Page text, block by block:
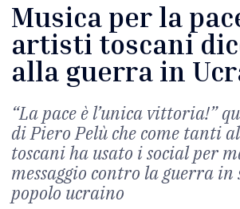
Musica per la
artisti toscani
alla guerra in
“La pace è l’unica vittoria!”
di Piero Pelù che come tanti
toscani ha usato i social per
messaggio contro la guerra
popolo ucraino